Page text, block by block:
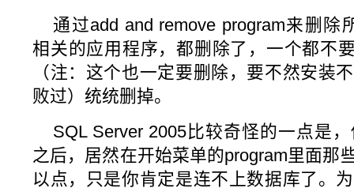
通过add and remove program来删除
相关的应用程序，都删除了，一个都不
（注：这个也一定要删除，要不然安装
败过）统统删掉。
SQL Server 2005比较奇怪的一点是
之后，居然在开始菜单的program里面那
以点，只是你肯定是连不上数据库了。